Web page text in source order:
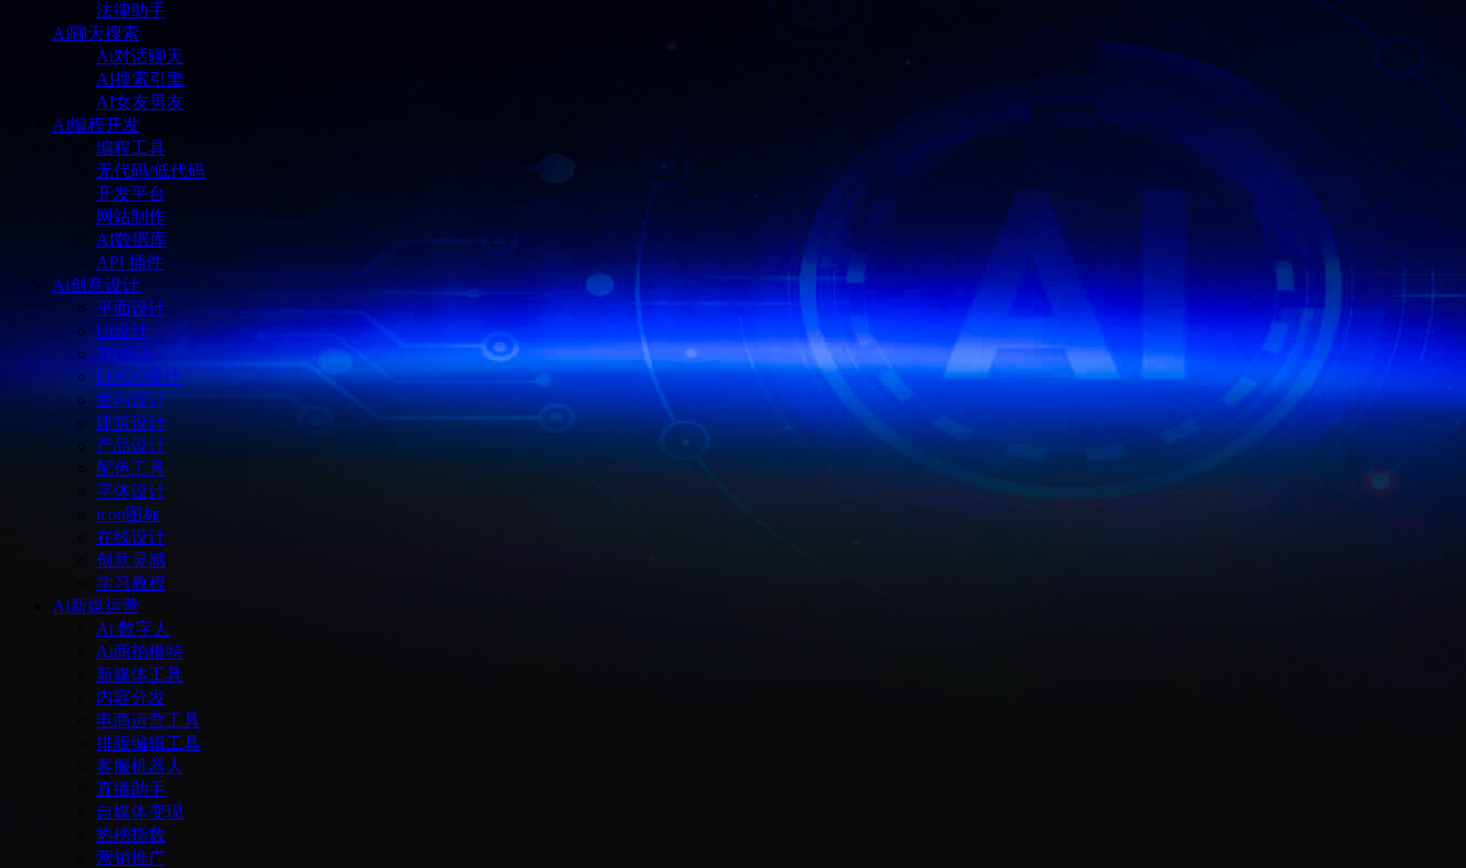
法律助手
Ai聊天搜索
Ai对话聊天
AI搜索引擎
AI女友男友
Ai编程开发
编程工具
无代码/低代码
开发平台
网站制作
AI数据库
API 插件
Ai创意设计
平面设计
Ui设计
3D设计
LOGO设计
室内设计
建筑设计
产品设计
配色工具
字体设计
icon图标
在线设计
创意灵感
学习教程
Ai新媒运营
Ai 数字人
Ai商拍模特
新媒体工具
内容分发
电商运营工具
排版编辑工具
客服机器人
直播助手
自媒体变现
热榜指数
营销推广